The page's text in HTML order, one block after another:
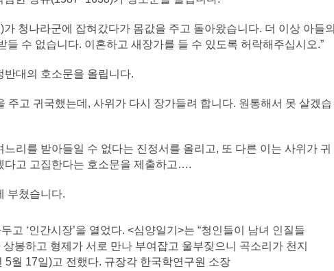
청나라군에 잡혀갔다가 몸값을 주고 돌아왔습니다. 더 이상 아들의
수 없습니다. 이혼하고 새장가를 들 수 있도록 허락해주십시오.”
반대의 호소문을 올립니다.
주고 귀국했는데, 사위가 다시 장가들려 합니다. 원통해서 못 살겠습
느리를 받아들일 수 없다는 진정서를 올리고, 또 다른 이는 사위가 귀
다고 고집한다는 호소문을 제출하고….
부쳤습니다.